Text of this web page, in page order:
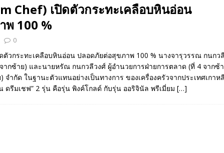
Chef) เปิดตัวกระทะเคลือบหินอ่อน
100 %
0
ตัวกระทะเคลือบหินอ่อน ปลอดภัยต่อสุขภาพ 100 % นางจารุวรรณ กนกวลี
ากซ้าย) และนายหรัณ กนกวลีวงศ์ ผู้อำนวยการฝ่ายการตลาด (ที่ 4 จากซ้
จำกัด ในฐานะตัวแทนอย่างเป็นทางการ ของเครื่องครัวจากประเทศเกาหลี
ดรีมเชฟ” 2 รุ่น คือรุ่น พิงค์โกลด์ กับรุ่น ออริจินัล พรีเมี่ยม […]